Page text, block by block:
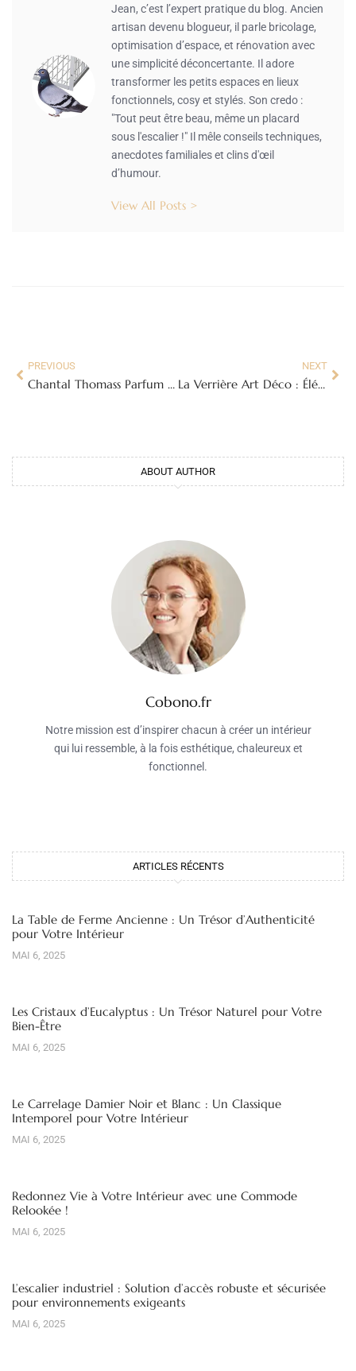
Jean, c’est l’expert pratique du blog. Ancien
artisan devenu blogueur, il parle bricolage,
optimisation d’espace, et rénovation avec
une simplicité déconcertante. Il adore
transformer les petits espaces en lieux
fonctionnels, cosy et stylés. Son credo :
"Tout peut être beau, même un placard
sous l'escalier !" Il mêle conseils techniques,
anecdotes familiales et clins d'œil
d’humour.
View All Posts >
PREVIOUS
Chantal Thomass Parfum : L’Essence de la Féminité Capturée en Fragrance
NEXT
La Verrière Art Déco : Élégance et Lumière pour Votre Intérieur
ABOUT AUTHOR
Cobono.fr
Notre mission est d’inspirer chacun à créer un intérieur
qui lui ressemble, à la fois esthétique, chaleureux et
fonctionnel.
ARTICLES RÉCENTS
La Table de Ferme Ancienne : Un Trésor d’Authenticité
pour Votre Intérieur
MAI 6, 2025
Les Cristaux d’Eucalyptus : Un Trésor Naturel pour Votre
Bien-Être
MAI 6, 2025
Le Carrelage Damier Noir et Blanc : Un Classique
Intemporel pour Votre Intérieur
MAI 6, 2025
Redonnez Vie à Votre Intérieur avec une Commode
Relookée !
MAI 6, 2025
L’escalier industriel : Solution d’accès robuste et sécurisée
pour environnements exigeants
MAI 6, 2025